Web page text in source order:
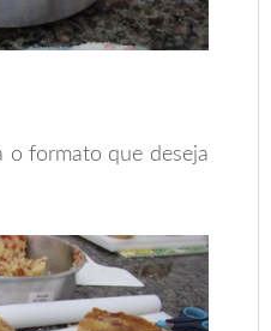
o formato que deseja